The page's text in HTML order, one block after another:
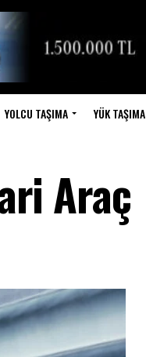
YOLCU TAŞIMA YÜK TAŞIMA
Araç